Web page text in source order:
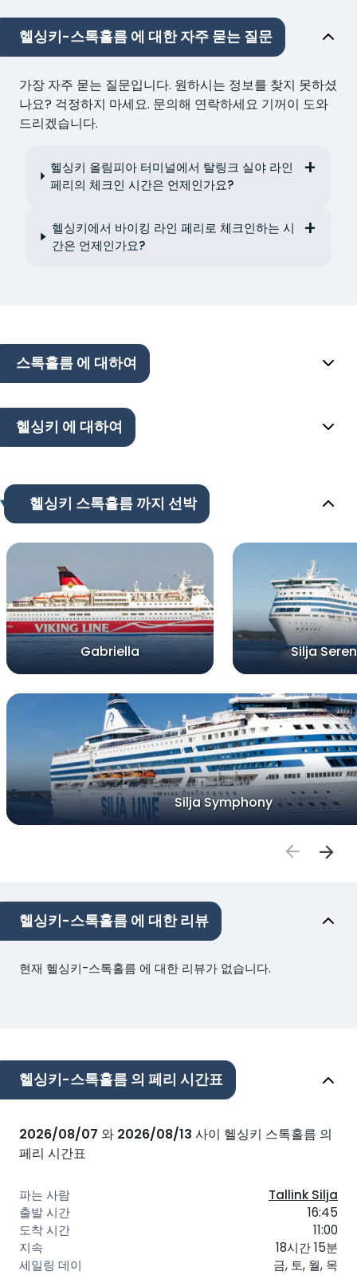
헬싱키-스톡홀름 에 대한 자주 묻는 질문
가장 자주 묻는 질문입니다. 원하시는 정보를 찾지 못하셨
나요? 걱정하지 마세요. 문의해 연락하세요 기꺼이 도와
드리겠습니다.
헬싱키 올림피아 터미널에서 탈링크 실야 라인
페리의 체크인 시간은 언제인가요?
헬싱키에서 바이킹 라인 페리로 체크인하는 시
간은 언제인가요?
스톡홀름 에 대하여
헬싱키 에 대하여
헬싱키 스톡홀름 까지 선박
Gabriella Silja
Silja Symphony
헬싱키-스톡홀름 에 대한 리뷰
현재 헬싱키-스톡홀름 에 대한 리뷰가 없습니다.
헬싱키-스톡홀름 의 페리 시간표
2026/08/07 와 2026/08/13 사이 헬싱키 스톡홀름 의
페리 시간표
Tallink Silja
16:45
11:00
18시간 15분
금, 토, 월, 목